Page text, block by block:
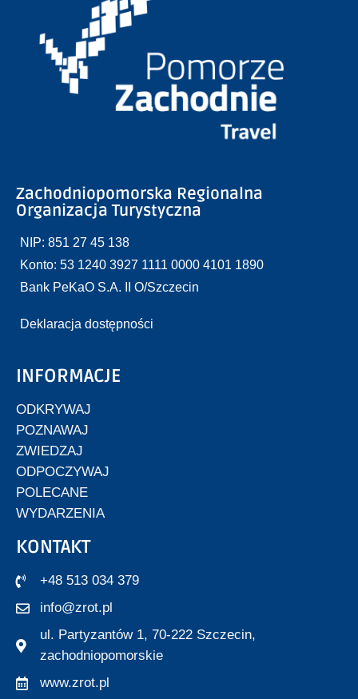
Zachodniopomorska Regionalna
Organizacja Turystyczna
NIP: 851 27 45 138
Konto: 53 1240 3927 1111 0000 4101 1890
Bank PeKaO S.A. II O/Szczecin
Deklaracja dostępności
INFORMACJE
ODKRYWAJ
POZNAWAJ
ZWIEDZAJ
ODPOCZYWAJ
POLECANE
WYDARZENIA
KONTAKT
+48 513 034 379
info@zrot.pl
ul. Partyzantów 1, 70-222 Szczecin,
zachodniopomorskie
www.zrot.pl